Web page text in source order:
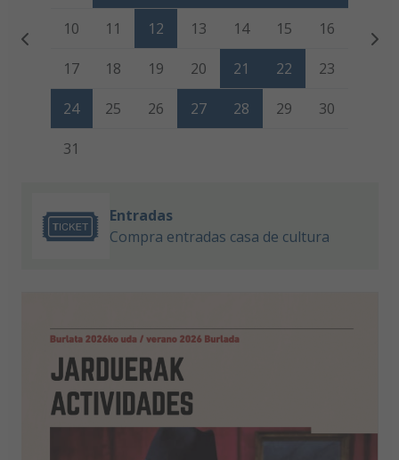
10 11 12 13 14 15 16
17 18 19 20 21 22 23
24 25 26 27 28 29 30
31
Entradas
Compra entradas casa de cultura